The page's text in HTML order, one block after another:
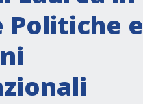
Politiche e